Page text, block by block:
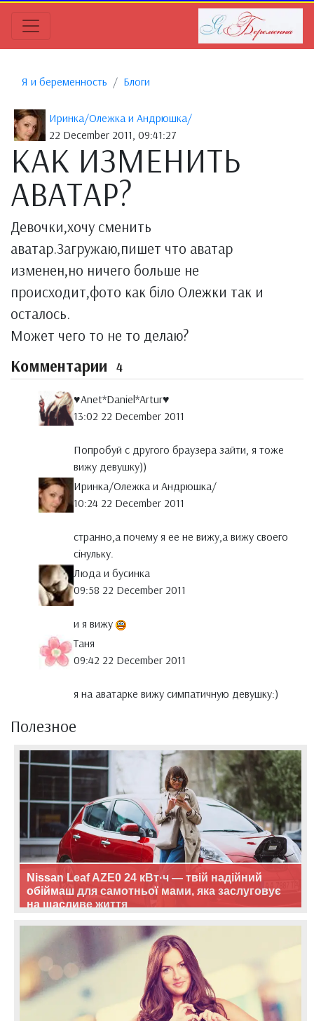
Я и беременность Блоги
Иринка/Олежка и Андрюшка/
22 December 2011, 09:41:27
КАК ИЗМЕНИТЬ
АВАТАР?
Девочки,хочу сменить
аватар.Загружаю,пишет что аватар
изменен,но ничего больше не
происходит,фото как біло Олежки так и
осталось.
Может чего то не то делаю?
Комментарии 4
♥Anet*Daniel*Artur♥
13:02 22 December 2011
Попробуй с другого браузера зайти, я тоже
вижу девушку))
Иринка/Олежка и Андрюшка/
10:24 22 December 2011
странно,а почему я ее не вижу,а вижу своего
сінульку.
Люда и бусинка
09:58 22 December 2011
и я вижу
Таня
09:42 22 December 2011
я на аватарке вижу симпатичную девушку:)
Полезное
Nissan Leaf AZE0 24 кВт·ч — твій надійний
обіймаш для самотньої мами, яка заслуговує
на щасливе життя